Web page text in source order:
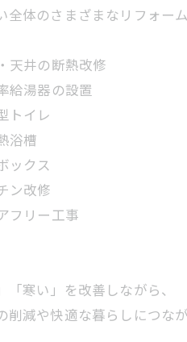
全体のさまざまなリフォー
天井の断熱改修
給湯器の設置
トイレ
浴槽
ックス
ン改修
フリー工事
「寒い」を改善しながら、
削減や快適な暮らしにつな